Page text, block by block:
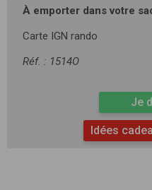
À emporter dans votre
Carte IGN rando
Réf. : 1514O
Je
Idées